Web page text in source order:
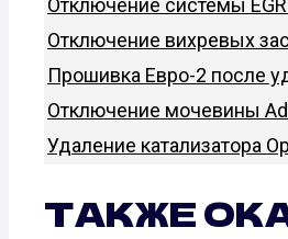
Отключение системы EGR
Отключение вихревых
Прошивка Евро-2 после
Отключение мочевины
Удаление катализатора
ТАКЖЕ